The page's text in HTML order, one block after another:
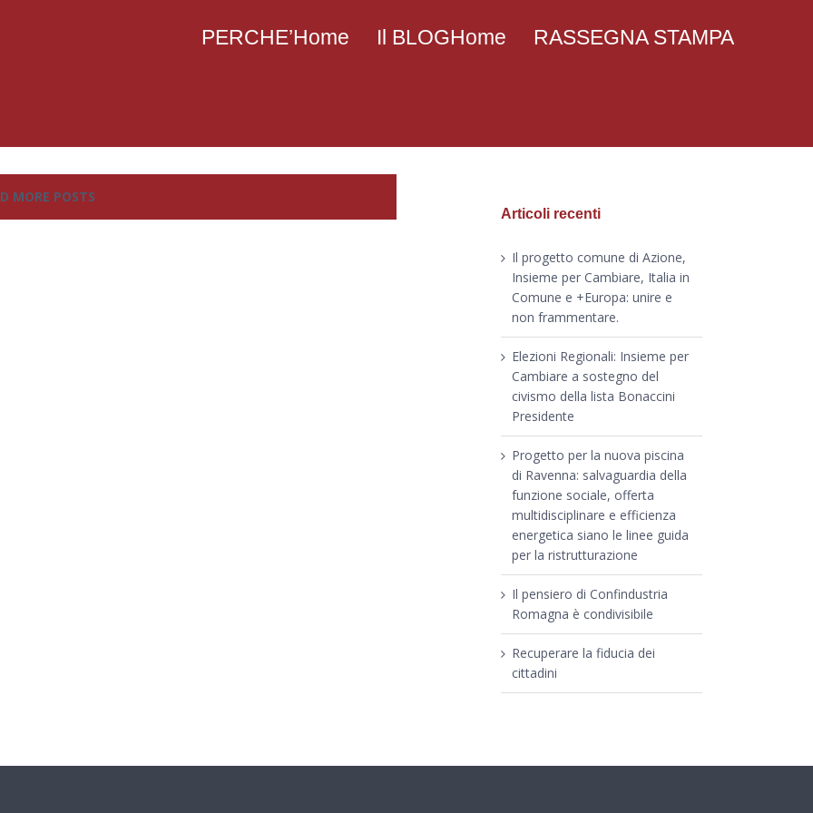
PERCHE’Home Il BLOGHome RASSEGNA STAMPA
MORE POSTS
Articoli recenti
Il progetto comune di Azione,
Insieme per Cambiare, Italia in
Comune e +Europa: unire e
non frammentare.
Elezioni Regionali: Insieme per
Cambiare a sostegno del
civismo della lista Bonaccini
Presidente
Progetto per la nuova piscina
di Ravenna: salvaguardia della
funzione sociale, offerta
multidisciplinare e efficienza
energetica siano le linee guida
per la ristrutturazione
Il pensiero di Confindustria
Romagna è condivisibile
Recuperare la fiducia dei
cittadini